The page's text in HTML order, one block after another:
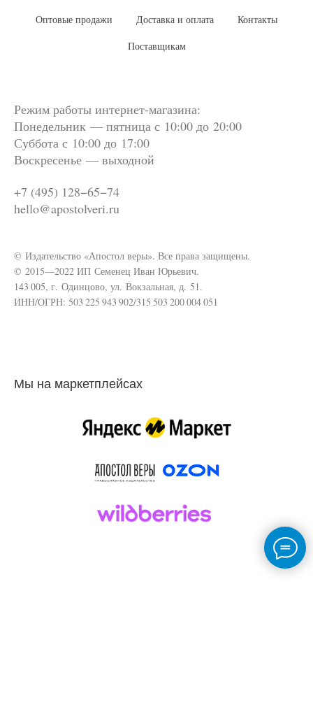
Оптовые продажи Доставка и оплата Контакты
Поставщикам
Режим работы интернет-магазина:
Понедельник — пятница с 10:00 до 20:00
Суббота с 10:00 до 17:00
Воскресенье — выходной
+7 (495) 128−65−74
hello@apostolveri.ru
© Издательство «Апостол веры». Все права защищены.
© 2015—2022 ИП Семенец Иван Юрьевич.
143 005, г. Одинцово, ул. Вокзальная, д. 51.
ИНН/ОГРН: 503 225 943 902/315 503 200 004 051
Мы на маркетплейсах